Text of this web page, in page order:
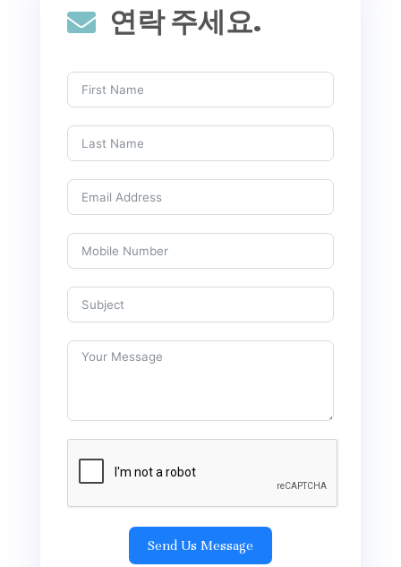
 연락 주세요.
Send Us Message